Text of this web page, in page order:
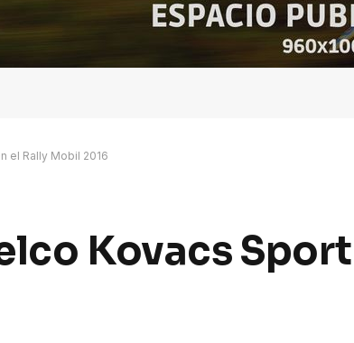
el Rally Mobil 2016
Kovacs